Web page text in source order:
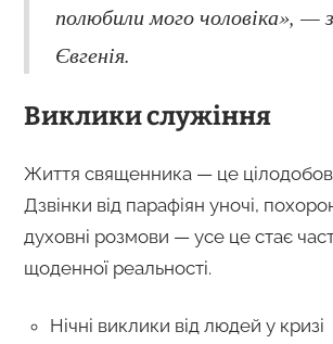
полюбили мого чоловіка», —
Євгенія.
Виклики служіння
Життя священника — це
Дзвінки від парафіян уночі,
духовні розмови — усе це стає
щоденної реальності.
Нічні виклики від людей у кризі